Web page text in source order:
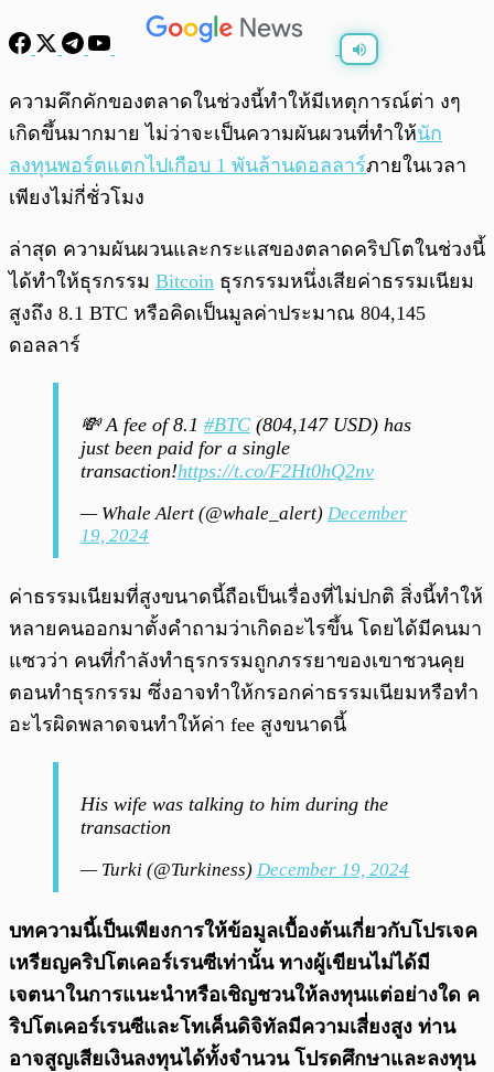
พร้อมเล่น / 0:00
ความคึกคักของตลาดในช่วงนี้ทำให้มีเหตุการณ์ต่า งๆ
เกิดขึ้นมากมาย ไม่ว่าจะเป็นความผันผวนที่ทำให้นัก
ลงทุนพอร์ตแตกไปเกือบ 1 พันล้านดอลลาร์ภายในเวลา
เพียงไม่กี่ชั่วโมง
ล่าสุด ความผันผวนและกระแสของตลาดคริปโตในช่วงนี้
ได้ทำให้ธุรกรรม Bitcoin ธุรกรรมหนึ่งเสียค่าธรรมเนียม
สูงถึง 8.1 BTC หรือคิดเป็นมูลค่าประมาณ 804,145
ดอลลาร์
💸 A fee of 8.1 #BTC (804,147 USD) has
just been paid for a single
transaction!https://t.co/F2Ht0hQ2nv
— Whale Alert (@whale_alert) December
19, 2024
ค่าธรรมเนียมที่สูงขนาดนี้ถือเป็นเรื่องที่ไม่ปกติ สิ่งนี้ทำให้
หลายคนออกมาตั้งคำถามว่าเกิดอะไรขึ้น โดยได้มีคนมา
แซวว่า คนที่กำลังทำธุรกรรมถูกภรรยาของเขาชวนคุย
ตอนทำธุรกรรม ซึ่งอาจทำให้กรอกค่าธรรมเนียมหรือทำ
อะไรผิดพลาดจนทำให้ค่า fee สูงขนาดนี้
His wife was talking to him during the
transaction
— Turki (@Turkiness) December 19, 2024
บทความนี้เป็นเพียงการให้ข้อมูลเบื้องต้นเกี่ยวกับโปรเจค
เหรียญคริปโตเคอร์เรนซีเท่านั้น ทางผู้เขียนไม่ได้มี
เจตนาในการแนะนำหรือเชิญชวนให้ลงทุนแต่อย่างใด ค
ริปโตเคอร์เรนซีและโทเค็นดิจิทัลมีความเสี่ยงสูง ท่าน
อาจสูญเสียเงินลงทุนได้ทั้งจํานวน โปรดศึกษาและลงทุน